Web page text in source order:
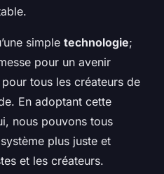
simple technologie;
pour un avenir
tous les créateurs de
En adoptant cette
nous pouvons tous
plus juste et
et les créateurs.